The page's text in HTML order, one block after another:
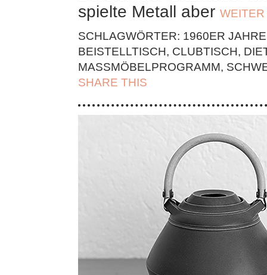
spielte Metall aber WEITER
SCHLAGWÖRTER: 1960ER JAHRE
BEISTELLTISCH, CLUBTISCH,
MASSMÖBELPROGRAMM,
SHARE THIS